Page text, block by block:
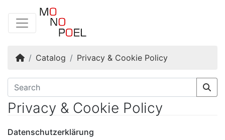
HomeCatalog Privacy & Cookie Policy
Privacy & Cookie Policy
Datenschutzerklärung